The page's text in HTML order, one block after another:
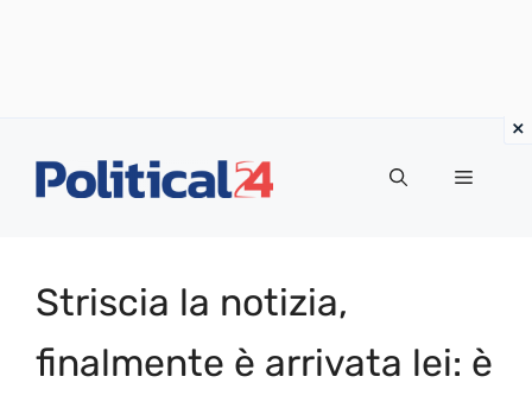
Menu
Striscia la notizia,
finalmente è arrivata lei: è